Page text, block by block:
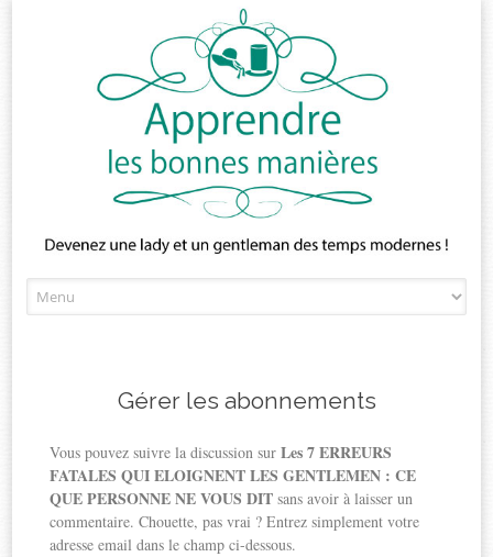
to
Gérer les abonnements
Vous pouvez suivre la discussion surLes 7 ERREURS
FATALES QUI ELOIGNENT LES GENTLEMEN : CE
QUE PERSONNE NE VOUS DIT sans avoir à laisser un
commentaire. Chouette, pas vrai ? Entrez simplement votre
adresse email dans le champ ci-dessous.